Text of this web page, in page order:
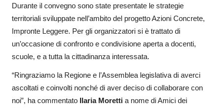
Durante il convegno sono state presentate le strategie
territoriali sviluppate nell’ambito del progetto Azioni Concrete,
Impronte Leggere. Per gli organizzatori si è trattato di
un’occasione di confronto e condivisione aperta a docenti,
scuole, e a tutta la cittadinanza interessata.
“Ringraziamo la Regione e l’Assemblea legislativa di averci
ascoltati e coinvolti nonché di aver deciso di collaborare con
noi”, ha commentato Ilaria Moretti a nome di Amici dei